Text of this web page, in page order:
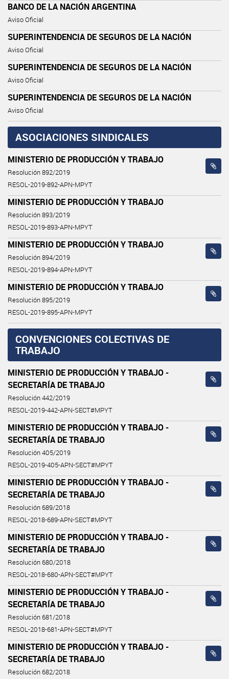
BANCO DE LA NACIÓN ARGENTINA
Aviso Oficial
SUPERINTENDENCIA DE SEGUROS DE LA NACIÓN
Aviso Oficial
SUPERINTENDENCIA DE SEGUROS DE LA NACIÓN
Aviso Oficial
SUPERINTENDENCIA DE SEGUROS DE LA NACIÓN
Aviso Oficial
ASOCIACIONES SINDICALES
MINISTERIO DE PRODUCCIÓN Y TRABAJO
Resolución 892/2019
RESOL-2019-892-APN-MPYT
MINISTERIO DE PRODUCCIÓN Y TRABAJO
Resolución 893/2019
RESOL-2019-893-APN-MPYT
MINISTERIO DE PRODUCCIÓN Y TRABAJO
Resolución 894/2019
RESOL-2019-894-APN-MPYT
MINISTERIO DE PRODUCCIÓN Y TRABAJO
Resolución 895/2019
RESOL-2019-895-APN-MPYT
CONVENCIONES COLECTIVAS DE
TRABAJO
MINISTERIO DE PRODUCCIÓN Y TRABAJO -
SECRETARÍA DE TRABAJO
Resolución 442/2019
RESOL-2019-442-APN-SECT#MPYT
MINISTERIO DE PRODUCCIÓN Y TRABAJO -
SECRETARÍA DE TRABAJO
Resolución 405/2019
RESOL-2019-405-APN-SECT#MPYT
MINISTERIO DE PRODUCCIÓN Y TRABAJO -
SECRETARÍA DE TRABAJO
Resolución 689/2018
RESOL-2018-689-APN-SECT#MPYT
MINISTERIO DE PRODUCCIÓN Y TRABAJO -
SECRETARÍA DE TRABAJO
Resolución 680/2018
RESOL-2018-680-APN-SECT#MPYT
MINISTERIO DE PRODUCCIÓN Y TRABAJO -
SECRETARÍA DE TRABAJO
Resolución 681/2018
RESOL-2018-681-APN-SECT#MPYT
MINISTERIO DE PRODUCCIÓN Y TRABAJO -
SECRETARÍA DE TRABAJO
Resolución 682/2018